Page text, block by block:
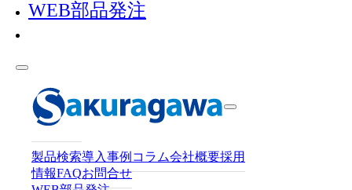
WEB部品発注
製品検索導入事例 コラム会社概要採用
情報FAQお問合せ